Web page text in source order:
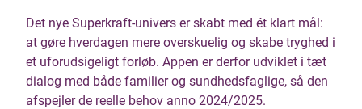
Det nye Superkraft-univers er skabt med ét klart mål:
at gøre hverdagen mere overskuelig og skabe tryghed i
et uforudsigeligt forløb. Appen er derfor udviklet i tæt
dialog med både familier og sundhedsfaglige, så den
afspejler de reelle behov anno 2024/2025.